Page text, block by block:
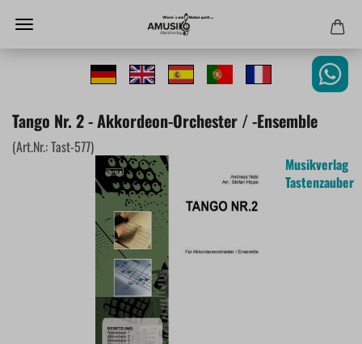
Tango Nr. 2 - Akkordeon-Orchester / -Ensemble
(Art.Nr.:Tast-577)
Musikverlag
Tastenzauber